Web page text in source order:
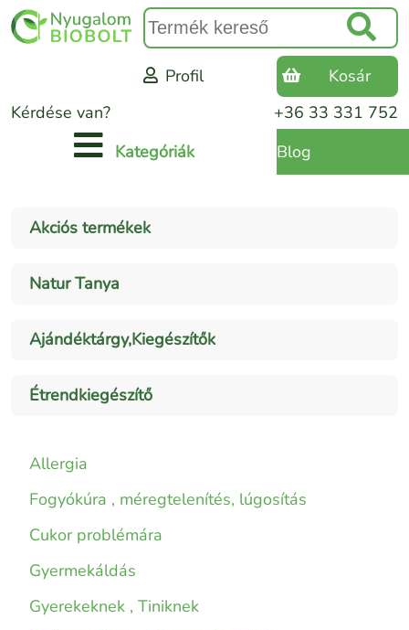
Kérdése van? +36 33 331 752
Profil Kosár
Kategóriák Blog
Akciós termékek
Natur Tanya
Ajándéktárgy,Kiegészítők
Étrendkiegészítő
Allergia
Fogyókúra , méregtelenítés, lúgosítás
Cukor problémára
Gyermekáldás
Gyerekeknek , Tiniknek